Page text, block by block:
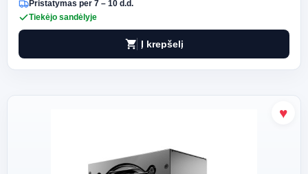
Pristatymas per 7 – 10 d.d.
Tiekėjo sandėlyje
shopping_cart Į krepšelį